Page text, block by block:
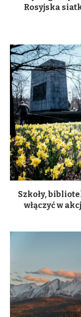
Rosyjska
Szkoły,
włączyć w